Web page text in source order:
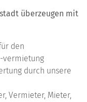
überzeugen mit
den
vermietung
durch unsere
Vermieter, Mieter,